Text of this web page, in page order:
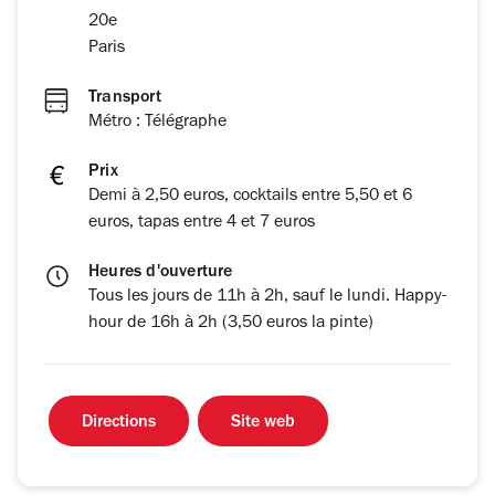
20e
Paris
Transport
Métro : Télégraphe
Prix
Demi à 2,50 euros, cocktails entre 5,50 et 6
euros, tapas entre 4 et 7 euros
Heures d'ouverture
Tous les jours de 11h à 2h, sauf le lundi. Happy-
hour de 16h à 2h (3,50 euros la pinte)
Directions Site web